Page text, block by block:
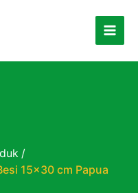
/
15×30 cm Papua